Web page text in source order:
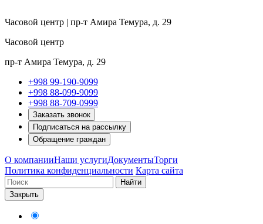
Часовой центр | пр-т Амира Темура, д. 29
Часовой центр
пр-т Амира Темура, д. 29
+998 99-190-9099
+998 88-099-9099
+998 88-709-0999
Заказать звонок
Подписаться на рассылку
Обращение граждан
О компанииНаши услугиДокументыТорги
Политика конфиденциальности Карта сайта
Найти
Закрыть